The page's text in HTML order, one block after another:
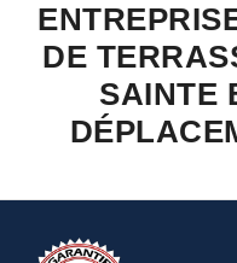
DE
SAINTE